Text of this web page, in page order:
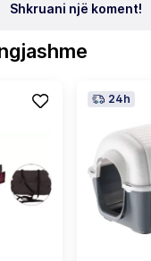
Shkruani një koment!
24h